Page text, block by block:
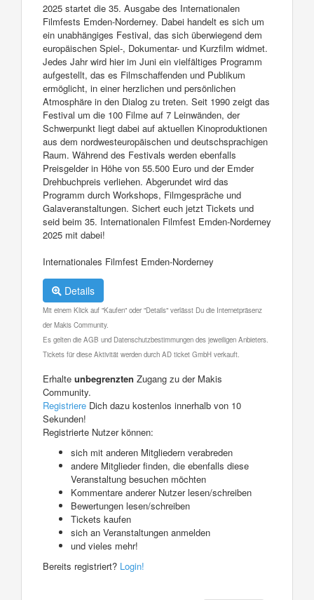
2025 startet die 35. Ausgabe des Internationalen
Filmfests Emden-Norderney. Dabei handelt es sich um
ein unabhängiges Festival, das sich überwiegend dem
europäischen Spiel-, Dokumentar- und Kurzfilm widmet.
Jedes Jahr wird hier im Juni ein vielfältiges Programm
aufgestellt, das es Filmschaffenden und Publikum
ermöglicht, in einer herzlichen und persönlichen
Atmosphäre in den Dialog zu treten. Seit 1990 zeigt das
Festival um die 100 Filme auf 7 Leinwänden, der
Schwerpunkt liegt dabei auf aktuellen Kinoproduktionen
aus dem nordwesteuropäischen und deutschsprachigen
Raum. Während des Festivals werden ebenfalls
Preisgelder in Höhe von 55.500 Euro und der Emder
Drehbuchpreis verliehen. Abgerundet wird das
Programm durch Workshops, Filmgespräche und
Galaveranstaltungen. Sichert euch jetzt Tickets und
seid beim 35. Internationalen Filmfest Emden-Norderney
2025 mit dabei!
Internationales Filmfest Emden-Norderney
Details
Mit einem Klick auf "Kaufen" oder "Details" verlässt Du die Internetpräsenz
der Makis Community.
Es gelten die AGB und Datenschutzbestimmungen des jeweiligen Anbieters.
Tickets für diese Aktivität werden durch AD ticket GmbH verkauft.
Erhalte unbegrenzten Zugang zu der Makis
Community.
Registriere Dich dazu kostenlos innerhalb von 10
Sekunden!
Registrierte Nutzer können:
sich mit anderen Mitgliedern verabreden
andere Mitglieder finden, die ebenfalls diese
Veranstaltung besuchen möchten
Kommentare anderer Nutzer lesen/schreiben
Bewertungen lesen/schreiben
Tickets kaufen
sich an Veranstaltungen anmelden
und vieles mehr!
Bereits registriert? Login!